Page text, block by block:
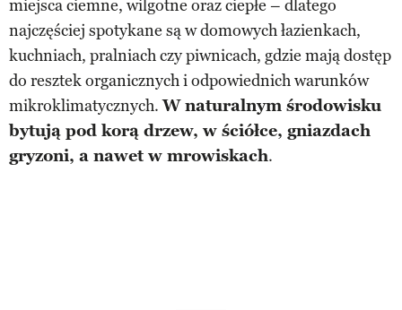
miejsca ciemne, wilgotne oraz ciepłe – dlatego
najczęściej spotykane są w domowych łazienkach,
kuchniach, pralniach czy piwnicach, gdzie mają dostęp
do resztek organicznych i odpowiednich warunków
mikroklimatycznych.W naturalnym środowisku
bytują pod korą drzew, w ściółce, gniazdach
gryzoni, a nawet w mrowiskach.